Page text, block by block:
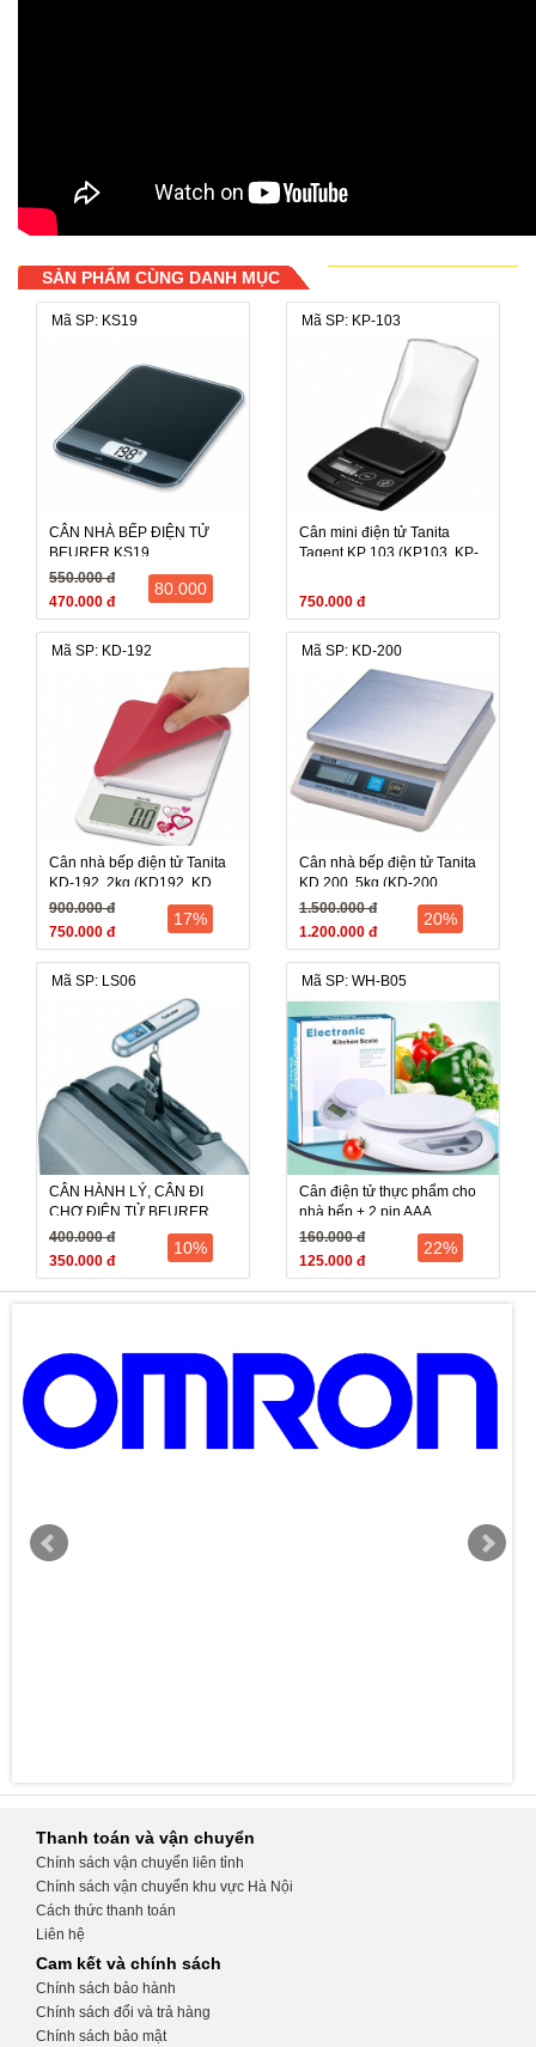
SẢN PHẨM CÙNG DANH MỤC
Mã SP: KS19
CÂN NHÀ BẾP ĐIỆN TỬ
BEURER KS19
550.000 đ
470.000 đ
80.000
Mã SP: KP-103
Cân mini điện tử Tanita
Tagent KP 103 (KP103, KP-
750.000 đ
Mã SP: KD-192
Cân nhà bếp điện tử Tanita
KD-192, 2kg (KD192, KD
192), TARE trừ bì tự động
900.000 đ
750.000 đ
17%
Mã SP: KD-200
Cân nhà bếp điện tử Tanita
KD 200, 5kg (KD-200,
KD200), TARE trừ bì tự động
1.500.000 đ
1.200.000 đ
20%
Mã SP: LS06
CÂN HÀNH LÝ, CÂN ĐI
CHỢ ĐIỆN TỬ BEURER
LS06
400.000 đ
350.000 đ
10%
Mã SP: WH-B05
Cân điện tử thực phẩm cho
nhà bếp + 2 pin AAA
160.000 đ
125.000 đ
22%
Thanh toán và vận chuyển
Chính sách vận chuyển liên tỉnh
Chính sách vận chuyển khu vực Hà Nội
Cách thức thanh toán
Liên hệ
Cam kết và chính sách
Chính sách bảo hành
Chính sách đổi và trả hàng
Chính sách bảo mật